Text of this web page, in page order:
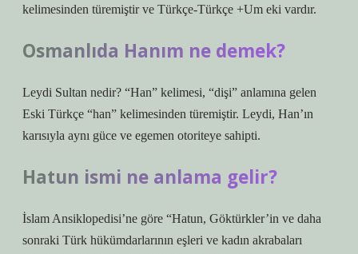
kelimesinden türemiştir ve Türkçe-Türkçe +Um eki vardır.
Osmanlıda Hanım ne demek?
Leydi Sultan nedir? “Han” kelimesi, “dişi” anlamına gelen
Eski Türkçe “han” kelimesinden türemiştir. Leydi, Han’ın
karısıyla aynı güce ve egemen otoriteye sahipti.
Hatun ismi ne anlama gelir?
İslam Ansiklopedisi’ne göre “Hatun, Göktürkler’in ve daha
sonraki Türk hükümdarlarının eşleri ve kadın akrabaları